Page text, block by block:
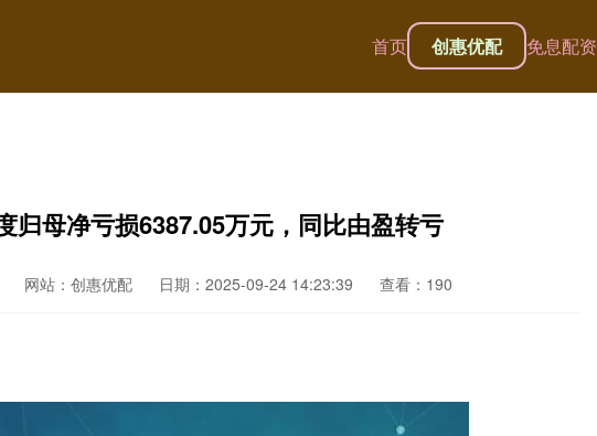
首页 创惠优配 免息配资
归母净亏损6387.05万元，同比由盈转亏
网站：创惠优配 日期：2025-09-24 14:23:39 查看：190